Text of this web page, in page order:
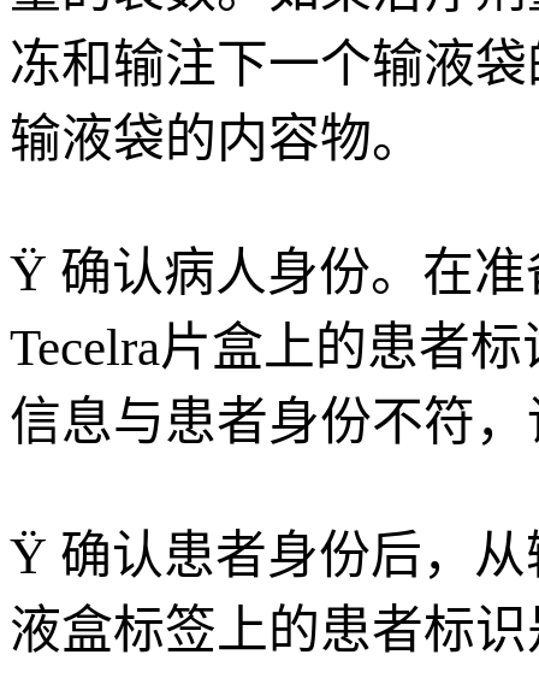
冻和输注下一个输液
输液袋的内容物。
Ÿ 确认病人身份。在准
Tecelra片盒上的患者
信息与患者身份不符
Ÿ 确认患者身份后，
液盒标签上的患者标